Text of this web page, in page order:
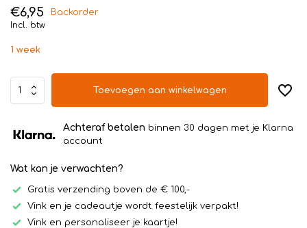
€6,95
Backorder
Incl. btw
1 week
Toevoegen aan winkelwagen
Achteraf betalen binnen 30 dagen met je Klarna
account
Wat kan je verwachten?
Gratis verzending boven de € 100,-
Vink en je cadeautje wordt feestelijk verpakt!
Vink en personaliseer je kaartje!